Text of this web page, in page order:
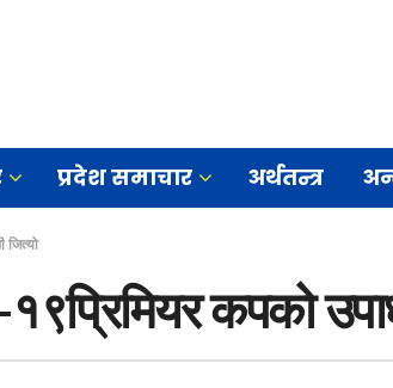
प्रदेश समाचार अर्थतन्त्र
जित्यो
कपको